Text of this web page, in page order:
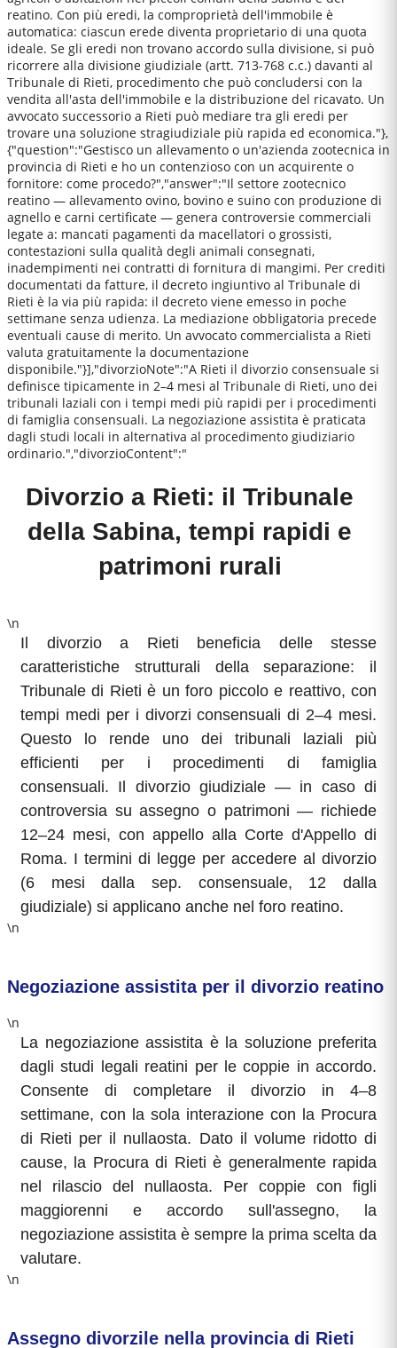
reatino. Con più eredi, la comproprietà dell'immobile è
automatica: ciascun erede diventa proprietario di una quota
ideale. Se gli eredi non trovano accordo sulla divisione, si può
ricorrere alla divisione giudiziale (artt. 713-768 c.c.) davanti al
Tribunale di Rieti, procedimento che può concludersi con la
vendita all'asta dell'immobile e la distribuzione del ricavato. Un
avvocato successorio a Rieti può mediare tra gli eredi per
trovare una soluzione stragiudiziale più rapida ed economica."},
{"question":"Gestisco un allevamento o un'azienda zootecnica in
provincia di Rieti e ho un contenzioso con un acquirente o
fornitore: come procedo?","answer":"Il settore zootecnico
reatino — allevamento ovino, bovino e suino con produzione di
agnello e carni certificate — genera controversie commerciali
legate a: mancati pagamenti da macellatori o grossisti,
contestazioni sulla qualità degli animali consegnati,
inadempimenti nei contratti di fornitura di mangimi. Per crediti
documentati da fatture, il decreto ingiuntivo al Tribunale di
Rieti è la via più rapida: il decreto viene emesso in poche
settimane senza udienza. La mediazione obbligatoria precede
eventuali cause di merito. Un avvocato commercialista a Rieti
valuta gratuitamente la documentazione
disponibile."}],"divorzioNote":"A Rieti il divorzio consensuale si
definisce tipicamente in 2–4 mesi al Tribunale di Rieti, uno dei
tribunali laziali con i tempi medi più rapidi per i procedimenti
di famiglia consensuali. La negoziazione assistita è praticata
dagli studi locali in alternativa al procedimento giudiziario
ordinario.","divorzioContent":"
Divorzio a Rieti: il Tribunale
della Sabina, tempi rapidi e
patrimoni rurali
\n
Il divorzio a Rieti beneficia delle stesse
caratteristiche strutturali della separazione: il
Tribunale di Rieti è un foro piccolo e reattivo, con
tempi medi per i divorzi consensuali di 2–4 mesi.
Questo lo rende uno dei tribunali laziali più
efficienti per i procedimenti di famiglia
consensuali. Il divorzio giudiziale — in caso di
controversia su assegno o patrimoni — richiede
12–24 mesi, con appello alla Corte d'Appello di
Roma. I termini di legge per accedere al divorzio
(6 mesi dalla sep. consensuale, 12 dalla
giudiziale) si applicano anche nel foro reatino.
\n
Negoziazione assistita per il divorzio reatino
\n
La negoziazione assistita è la soluzione preferita
dagli studi legali reatini per le coppie in accordo.
Consente di completare il divorzio in 4–8
settimane, con la sola interazione con la Procura
di Rieti per il nullaosta. Dato il volume ridotto di
cause, la Procura di Rieti è generalmente rapida
nel rilascio del nullaosta. Per coppie con figli
maggiorenni e accordo sull'assegno, la
negoziazione assistita è sempre la prima scelta da
valutare.
\n
Assegno divorzile nella provincia di Rieti